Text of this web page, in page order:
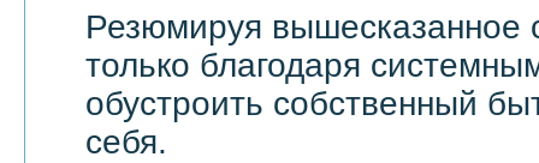
Резюмируя вышесказанное
только благодаря
обустроить собственный
себя.